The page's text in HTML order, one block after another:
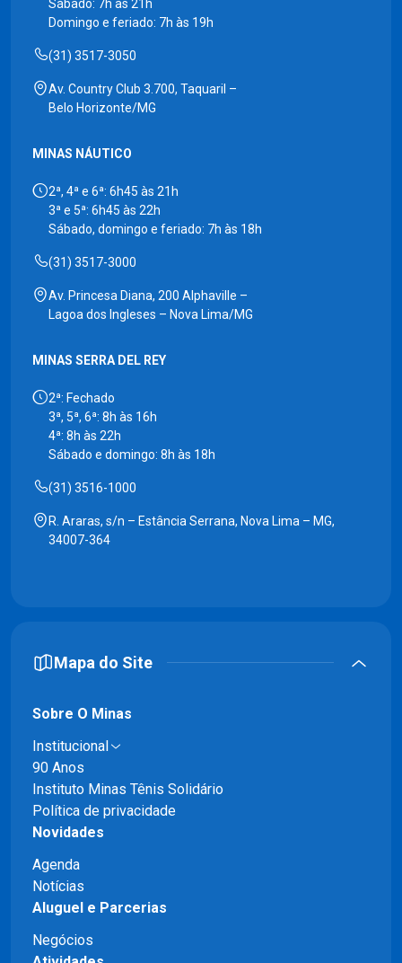
Sábado: 7h às 21h
Domingo e feriado: 7h às 19h
(31) 3517-3050
Av. Country Club 3.700, Taquaril –
Belo Horizonte/MG
MINAS NÁUTICO
2ª, 4ª e 6ª: 6h45 às 21h
3ª e 5ª: 6h45 às 22h
Sábado, domingo e feriado: 7h às 18h
(31) 3517-3000
Av. Princesa Diana, 200 Alphaville –
Lagoa dos Ingleses – Nova Lima/MG
MINAS SERRA DEL REY
2ª: Fechado
3ª, 5ª, 6ª: 8h às 16h
4ª: 8h às 22h
Sábado e domingo: 8h às 18h
(31) 3516-1000
R. Araras, s/n – Estância Serrana, Nova Lima – MG,
34007-364
Mapa do Site
Sobre O Minas
Institucional
90 Anos
Instituto Minas Tênis Solidário
Política de privacidade
Novidades
Agenda
Notícias
Aluguel e Parcerias
Negócios